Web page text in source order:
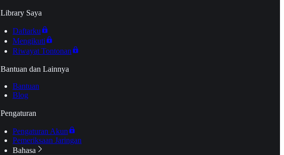
Library Saya
Daftarku
Mengikuti
Riwayat Tontonan
Bantuan dan Lainnya
Bantuan
Blog
Pengaturan
Pengaturan Akun
Pemeriksaan Jaringan
Bahasa